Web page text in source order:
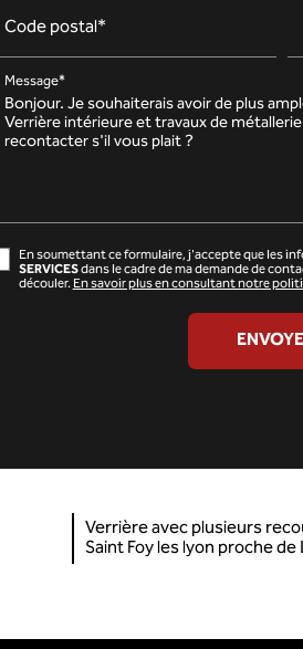
Code postal*
Message*
En soumettant ce formulaire, j'accepte que les
SERVICESdans le cadre de ma demande de
découler.En savoir plus en consultant notre
Verrière avec plusieurs
Saint Foy les lyon proche de